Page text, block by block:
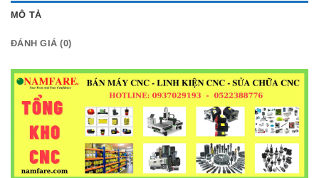
MÔ TẢ
ĐÁNH GIÁ (0)